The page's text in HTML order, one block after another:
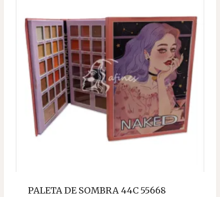
PALETA DE SOMBRA 44C 55668